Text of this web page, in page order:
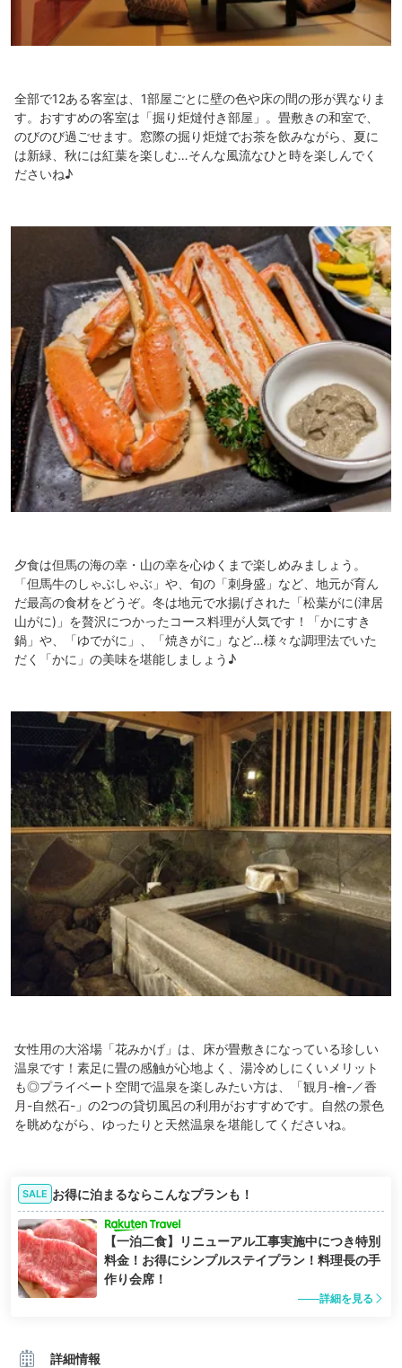
全部で12ある客室は、1部屋ごとに壁の色や床の間の形が異なりま
す。おすすめの客室は「掘り炬燵付き部屋」。畳敷きの和室で、
のびのび過ごせます。窓際の掘り炬燵でお茶を飲みながら、夏に
は新緑、秋には紅葉を楽しむ…そんな風流なひと時を楽しんでく
ださいね♪
夕食は但馬の海の幸・山の幸を心ゆくまで楽しめみましょう。
「但馬牛のしゃぶしゃぶ」や、旬の「刺身盛」など、地元が育ん
だ最高の食材をどうぞ。冬は地元で水揚げされた「松葉がに(津居
山がに)」を贅沢につかったコース料理が人気です！「かにすき
鍋」や、「ゆでがに」、「焼きがに」など…様々な調理法でいた
だく「かに」の美味を堪能しましょう♪
女性用の大浴場「花みかげ」は、床が畳敷きになっている珍しい
温泉です！素足に畳の感触が心地よく、湯冷めしにくいメリット
も◎プライベート空間で温泉を楽しみたい方は、「観月-檜-／香
月-自然石-」の2つの貸切風呂の利用がおすすめです。自然の景色
を眺めながら、ゆったりと天然温泉を堪能してくださいね。
SALE お得に泊まるならこんなプランも！
【一泊二食】リニューアル工事実施中につき特別
料金！お得にシンプルステイプラン！料理長の手
作り会席！
詳細を見る
詳細情報